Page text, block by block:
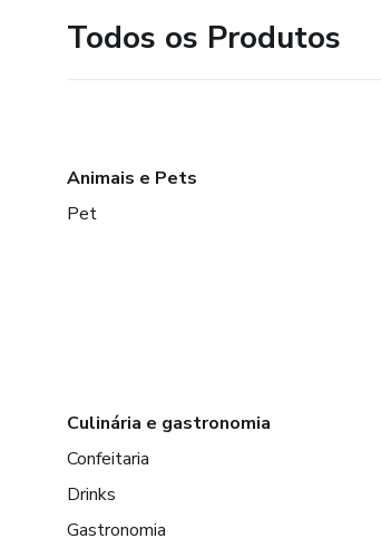
Todos os Produtos
Animais e Pets
Pet
Culinária e gastronomia
Confeitaria
Drinks
Gastronomia